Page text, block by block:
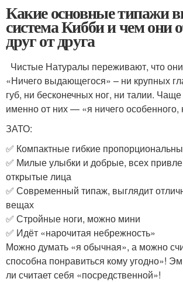
Какие основные типажи
система Кибби и чем они
друг от друга
Чистые Натуралы переживают, что
«Ничего выдающегося» – ни крупных
губ, ни бесконечных ног, ни талии.
именно от них — «я ничего особенного,
ЗАТО:
✅ Компактные гибкие
✅ Милые улыбки и добрые, всех
открытые лица
✅ Современный типаж, выглядит
вещах
✅ Стройные ноги, можно мини
✅ Идёт «нарочитая небрежность»
Можно думать «я обычная», а можно
способна понравиться кому угодно»!
ли считает себя «посредственной»!